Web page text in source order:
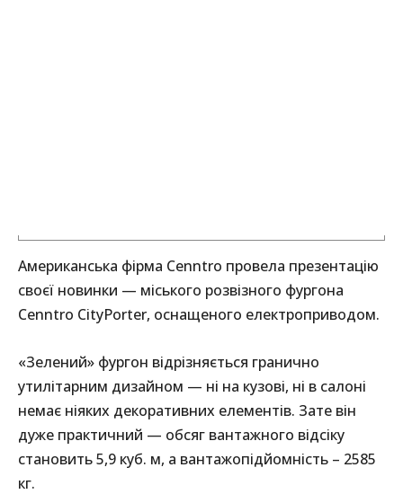
Американська фірма Cenntro провела презентацію
своєї новинки — міського розвізного фургона
Cenntro CityPorter, оснащеного електроприводом.
«Зелений» фургон відрізняється гранично
утилітарним дизайном — ні на кузові, ні в салоні
немає ніяких декоративних елементів. Зате він
дуже практичний — обсяг вантажного відсіку
становить 5,9 куб. м, а вантажопідйомність – 2585
кг.